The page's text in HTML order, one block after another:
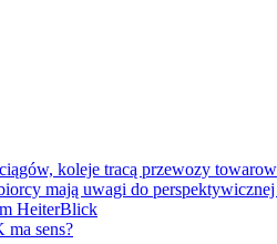
koleje tracą przewozy
mają uwagi do
HeiterBlick
ma sens?